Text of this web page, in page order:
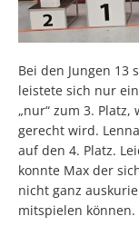
Bei den Jungen 13
leistete sich nur
„nur“ zum 3.
gerecht wird.
auf den 4. Platz.
konnte Max der
nicht ganz
mitspielen können.